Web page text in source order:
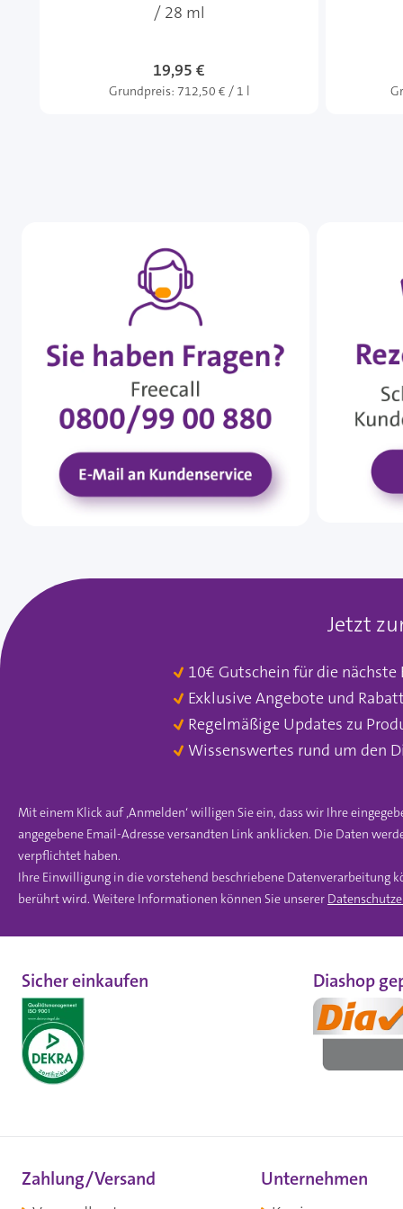
/ 28 ml
19,95 €
Grundpreis: 712,50 € / 1 l
Jetzt
10€ Gutschein für die
Exklusive Angebote und
Regelmäßige Updates zu
Wissenswertes rund um den
Mit einem Klick auf ‚Anmelden‘ willigen Sie ein, dass wir Ihre
angegebene Email-Adresse versandten Link anklicken. Die Daten
verpflichtet haben.
Ihre Einwilligung in die vorstehend beschriebene Datenverarbeitung
berührt wird. Weitere Informationen können Sie unserer
Sicher einkaufen Diashop
Zahlung/Versand Unternehmen